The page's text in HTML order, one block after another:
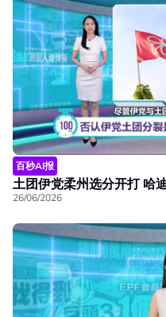
百秒AI报
土团伊党柔州选分开打 哈
26/06/2026